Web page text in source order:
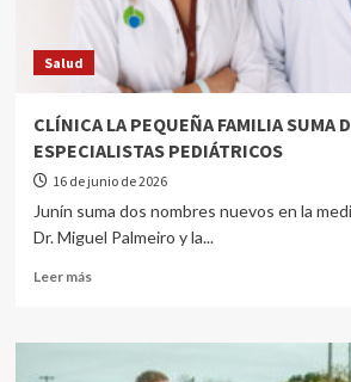
Salud
CLÍNICA LA PEQUEÑA FAMILIA SUMA
ESPECIALISTAS PEDIÁTRICOS
16 de junio de 2026
Junín suma dos nombres nuevos en la
Dr. Miguel Palmeiro y la...
Leer más